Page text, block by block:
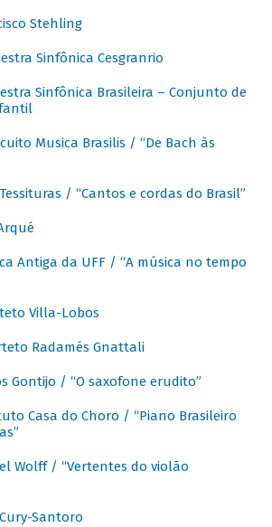
Stehling
Sinfônica Cesgranrio
Sinfônica Brasileira – Conjunto de
Musica Brasilis / “De Bach às
/ “Cantos e cordas do Brasil”
Antiga da UFF / “A música no tempo
Villa-Lobos
Radamés Gnattali
Gontijo / “O saxofone erudito”
Casa do Choro / “Piano Brasileiro
Wolff / “Vertentes do violão
Santoro